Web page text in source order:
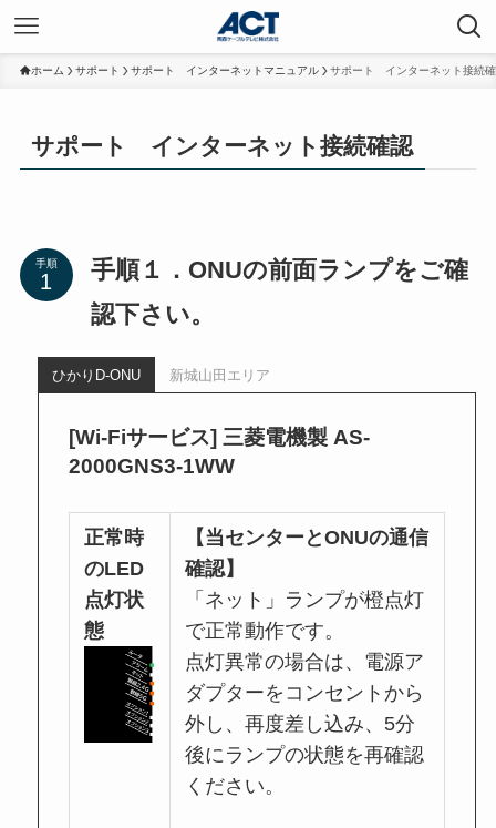
ホーム サポート サポート インターネットマニュアル サポート インターネット接続
サポート インターネット接続確認
手順
手順１．ONUの前面ランプをご確
認下さい。
ひかりD-ONU 新城山田エリア
[Wi-Fiサービス] 三菱電機製 AS-
2000GNS3-1WW
正常時
のLED
点灯状
態
【当センターとONUの通信
確認】
「ネット」ランプが橙点灯
で正常動作です。
点灯異常の場合は、電源ア
ダプターをコンセントから
外し、再度差し込み、5分
後にランプの状態を再確認
ください。